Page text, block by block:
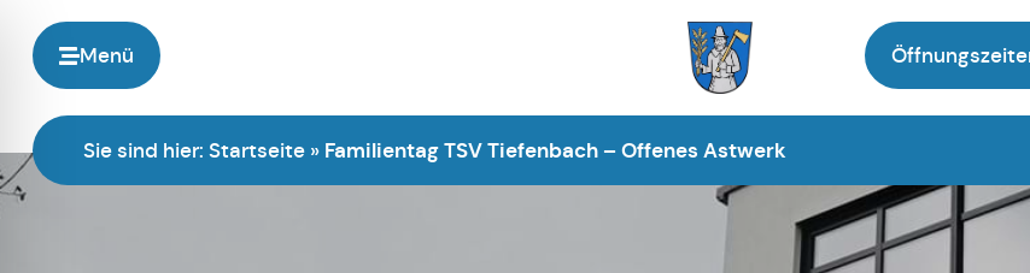
Menü
Zur Startseite
Sie sind hier: Startseite » Familientag TSV Tiefenbach – Offenes Astwerk